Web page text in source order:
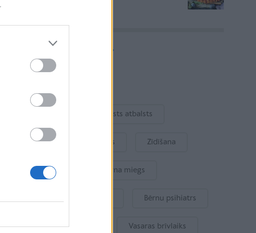
Valsts atbalsts
Kur šodien atpūsties Zīdīšana
Drošība Bērna miegs
Bērnu psihiatrs
Bērna emocijas Vasaras brīvlaiks